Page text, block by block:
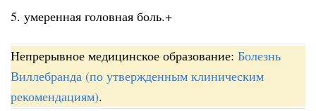
5. умеренная головная боль.+
Непрерывное медицинское образование: Болезнь
Виллебранда (по утвержденным клиническим
рекомендациям).